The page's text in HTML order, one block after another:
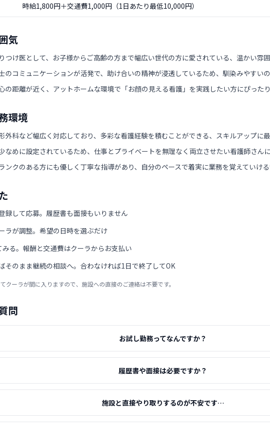
時給1,800円＋交通費1,000円（1日あたり最低10,000円）
気
つけ医として、お子様からご高齢の方まで幅広い世代の方に愛されている、温かい雰囲
のコミュニケーションが活発で、助け合いの精神が浸透しているため、馴染みやすいの
の距離が近く、アットホームな環境で「お顔の見える看護」を実践したい方にぴったり
環境
外科など幅広く対応しており、多彩な看護経験を積むことができる、スキルアップに最
なめに設定されているため、仕事とプライベートを無理なく両立させたい看護師さんに
ンクのある方にも優しく丁寧な指導があり、自分のペースで着実に業務を覚えていける
録して応募。履歴書も面接もいりません
ラが調整。希望の日時を選ぶだけ
みる。報酬と交通費はクーラからお支払い
そのまま継続の相談へ。合わなければ1日で終了してOK
クーラが間に入りますので、施設への直接のご連絡は不要です。
問
お試し勤務ってなんですか？
履歴書や面接は必要ですか？
施設と直接やり取りするのが不安です…